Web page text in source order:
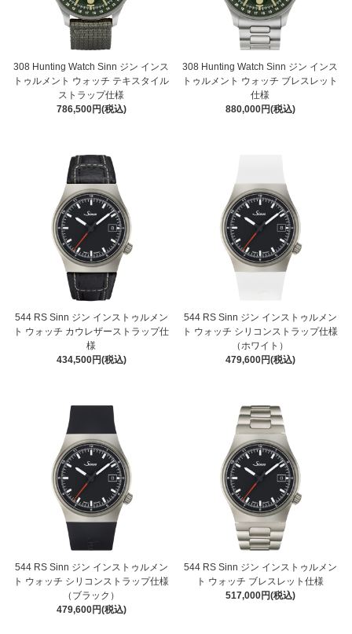
308 Hunting Watch Sinn ジン インス
トゥルメント ウォッチ テキスタイル
ストラップ仕様
786,500円(税込)
308 Hunting Watch Sinn ジン インス
トゥルメント ウォッチ ブレスレット
仕様
880,000円(税込)
544 RS Sinn ジン インストゥルメン
ト ウォッチ カウレザーストラップ仕
様
434,500円(税込)
544 RS Sinn ジン インストゥルメン
ト ウォッチ シリコンストラップ仕様
（ホワイト）
479,600円(税込)
544 RS Sinn ジン インストゥルメン
ト ウォッチ シリコンストラップ仕様
（ブラック）
479,600円(税込)
544 RS Sinn ジン インストゥルメン
ト ウォッチ ブレスレット仕様
517,000円(税込)